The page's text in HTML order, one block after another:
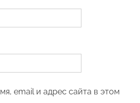
email и адрес сайта в этом